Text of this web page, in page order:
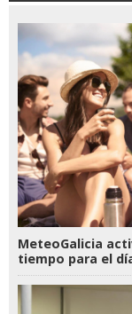
MeteoGalicia
tiempo para el